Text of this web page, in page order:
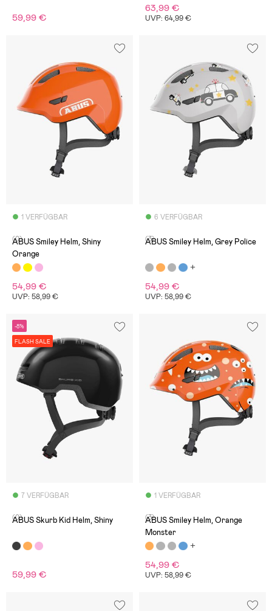
59,99 €
63,99 €
UVP: 64,99 €
1 VERFÜGBAR
(0)
ABUS Smiley Helm, Shiny
Orange
54,99 €
UVP: 58,99 €
6 VERFÜGBAR
(3)
ABUS Smiley Helm, Grey Police
54,99 €
UVP: 58,99 €
-8%
FLASH SALE
7 VERFÜGBAR
(0)
ABUS Skurb Kid Helm, Shiny
59,99 €
1 VERFÜGBAR
(3)
ABUS Smiley Helm, Orange
Monster
54,99 €
UVP: 58,99 €